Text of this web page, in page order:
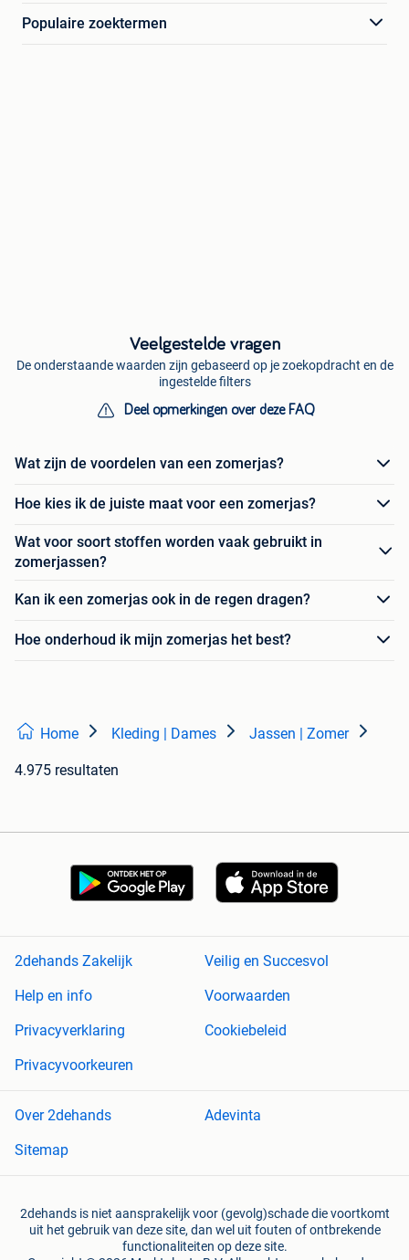
Populaire zoektermen
Veelgestelde vragen
De onderstaande waarden zijn gebaseerd op je zoekopdracht en de
ingestelde filters
Deel opmerkingen over deze FAQ
Wat zijn de voordelen van een zomerjas?
Hoe kies ik de juiste maat voor een zomerjas?
Wat voor soort stoffen worden vaak gebruikt in
zomerjassen?
Kan ik een zomerjas ook in de regen dragen?
Hoe onderhoud ik mijn zomerjas het best?
Home Kleding | Dames Jassen | Zomer
4.975 resultaten
2dehands Zakelijk
Veilig en Succesvol
Help en info
Voorwaarden
Privacyverklaring
Cookiebeleid
Privacyvoorkeuren
Over 2dehands
Adevinta
Sitemap
2dehands is niet aansprakelijk voor (gevolg)schade die voortkomt
uit het gebruik van deze site, dan wel uit fouten of ontbrekende
functionaliteiten op deze site.